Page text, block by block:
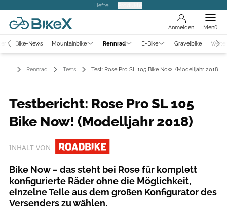
Hefte
Anmelden Menü
Bike-News Mountainbike Rennrad E-Bike Gravelbike
Rennrad Tests Test: Rose Pro SL 105 Bike Now! (Modelljahr 2018)
Testbericht: Rose Pro SL 105
Bike Now! (Modelljahr 2018)
INHALT VON
Bike Now – das steht bei Rose für komplett
konfigurierte Räder ohne die Möglichkeit,
einzelne Teile aus dem großen Konfigurator des
Versenders zu wählen.